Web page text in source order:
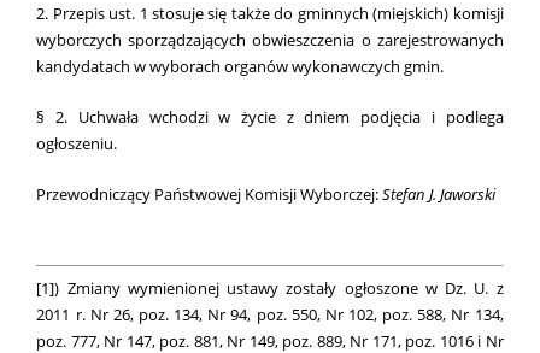
2. Przepis ust. 1 stosuje się także do gminnych (miejskich) komisji
wyborczych sporządzających obwieszczenia o zarejestrowanych
kandydatach w wyborach organów wykonawczych gmin.
§ 2. Uchwała wchodzi w życie z dniem podjęcia i podlega
ogłoszeniu.
Przewodniczący Państwowej Komisji Wyborczej:Stefan J. Jaworski
[1]) Zmiany wymienionej ustawy zostały ogłoszone w Dz. U. z
2011 r. Nr 26, poz. 134, Nr 94, poz. 550, Nr 102, poz. 588, Nr 134,
poz. 777, Nr 147, poz. 881, Nr 149, poz. 889, Nr 171, poz. 1016 i Nr